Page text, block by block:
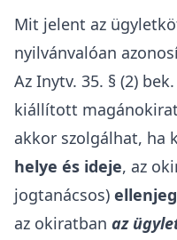
Mit jelent az
nyilvánvalóan
Az Inytv. 35. § (2)
kiállított
akkor szolgálhat, ha
helye és ideje, az
jogtanácsos)
az okiratban az